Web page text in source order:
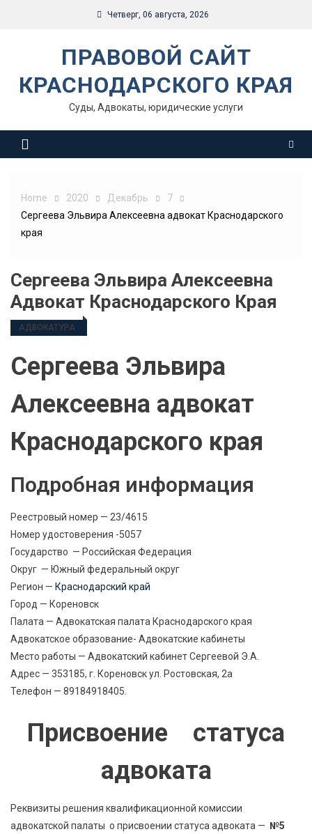
Четверг, 06 августа, 2026
ПРАВОВОЙ САЙТ
КРАСНОДАРСКОГО КРАЯ
Суды, Адвокаты, юридические услуги
Home 2020 Декабрь
7
Сергеева Эльвира Алексеевна адвокат Краснодарского
края
Сергеева Эльвира Алексеевна
Адвокат Краснодарского Края
АДВОКАТУРА
Сергеева Эльвира
Алексеевна адвокат
Краснодарского края
Подробная информация
Реестровый номер — 23/4615
Номер удостоверения -5057
Государство — Российская Федерация
Округ — Южный федеральный округ
Регион — Краснодарский край
Город — Кореновск
Палата — Адвокатская палата Краснодарского края
Адвокатское образование- Адвокатские кабинеты
Место работы — Адвокатский кабинет Сергеевой Э.А.
Адрес — 353185, г. Кореновск ул. Ростовская, 2а
Телефон — 89184918405.
Присвоение статуса
адвоката
Реквизиты решения квалификационной комиссии
адвокатской палаты о присвоении статуса адвоката — №5